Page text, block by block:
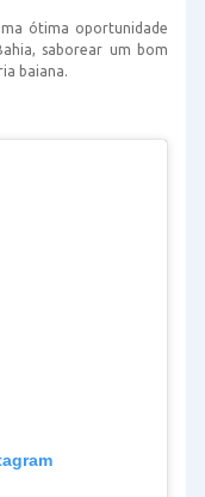
ótima oportunidade
saborear um bom
baiana.